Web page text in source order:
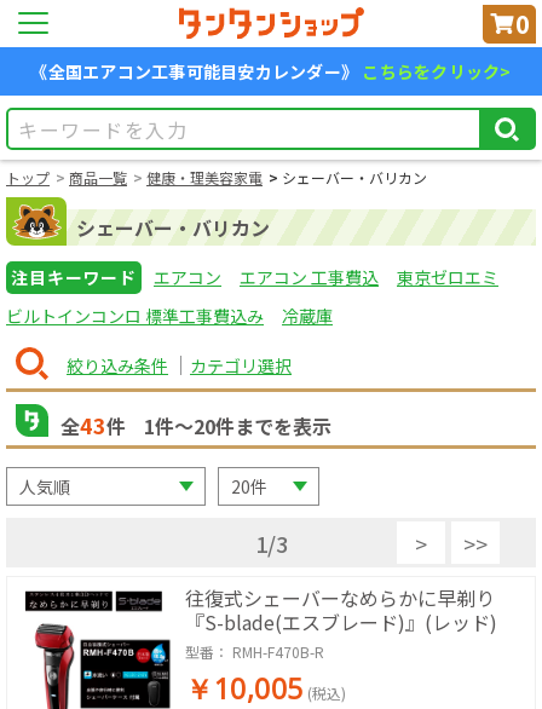
0
《全国エアコン工事可能目安カレンダー》 こちらをクリック>
トップ 商品一覧 健康・理美容家電 シェーバー・バリカン
シェーバー・バリカン
注目キーワード エアコン エアコン 工事費込
東京ゼロエミ
ビルトインコンロ 標準工事費込み
冷蔵庫
絞り込み条件 カテゴリ選択
全43件 1件〜20件までを表示
1/3 > >>
往復式シェーバーなめらかに早剃り
『S-blade(エスブレード)』(レッド)
型番： RMH-F470B-R
￥10,005 (税込)